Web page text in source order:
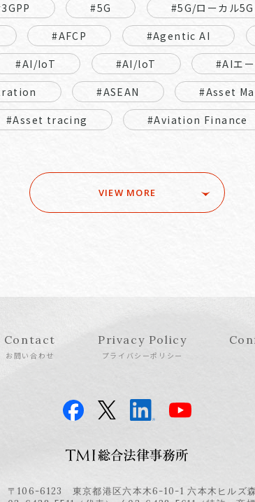
#5G #5G/ローカル5G
#AFCP #Agentic AI
#AI/IoT #AI/loT #AIエ
#ASEAN
#Asset
#Asset tracing
#Aviation Finance
VIEW MORE
Contact
お問い合わせ
Privacy Policy
プライバシーポリシー
〒106-6123 東京都港区六本木6-10-1 六本木ヒルズ